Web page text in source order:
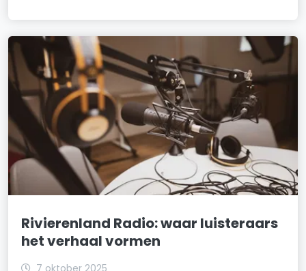
Rivierenland Radio: waar luisteraars
het verhaal vormen
7 oktober 2025